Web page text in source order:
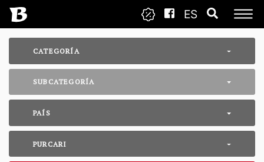
ES
CATEGORÍA
SUBCATEGORÍA
PAÍS
PURCARI